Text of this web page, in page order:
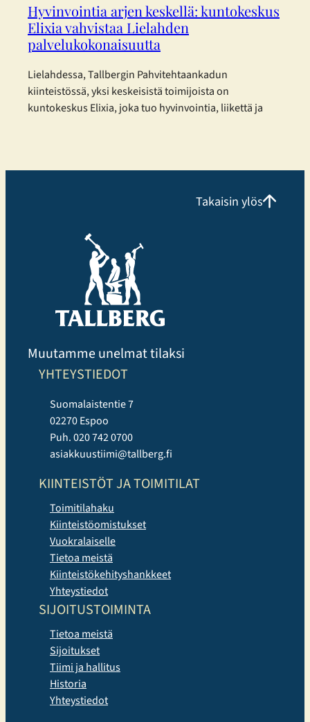
Hyvinvointia arjen keskellä: kuntokeskus
Elixia vahvistaa Lielahden
palvelukokonaisuutta
Lielahdessa, Tallbergin Pahvitehtaankadun
kiinteistössä, yksi keskeisistä toimijoista on
kuntokeskus Elixia, joka tuo hyvinvointia, liikettä ja
kuntosaliharjoitteluun ja panostaa erityisesti
Liikuntakeskuksessa voi harjoitella omatoimisesti,
Hyrox tunneille tai valita perinteisempiä, tutumpia
ryhmäliikuntatunteja. Uutuuksista erityisen suosittuja
Takaisin ylös
Muutamme unelmat tilaksi
YHTEYSTIEDOT
Suomalaistentie 7
02270 Espoo
Puh. 020 742 0700
asiakkuustiimi@tallberg.fi
KIINTEISTÖT JA TOIMITILAT
Toimitilahaku
Kiinteistöomistukset
Vuokralaiselle
Tietoa meistä
Kiinteistökehityshankkeet
Yhteystiedot
SIJOITUSTOIMINTA
Tietoa meistä
Sijoitukset
Tiimi ja hallitus
Historia
Yhteystiedot